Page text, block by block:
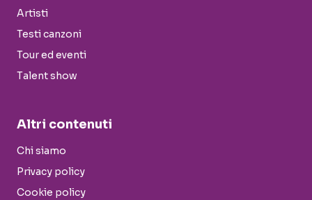
Artisti
Testi canzoni
Tour ed eventi
Talent show
Altri contenuti
Chi siamo
Privacy policy
Cookie policy